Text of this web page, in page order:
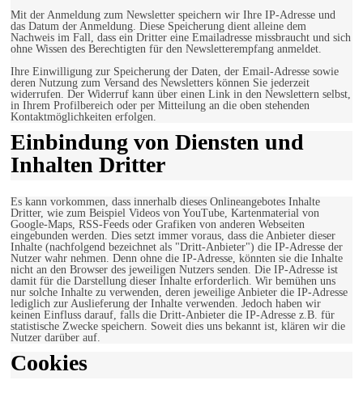
Mit der Anmeldung zum Newsletter speichern wir Ihre IP-Adresse und
das Datum der Anmeldung. Diese Speicherung dient alleine dem
Nachweis im Fall, dass ein Dritter eine Emailadresse missbraucht und sich
ohne Wissen des Berechtigten für den Newsletterempfang anmeldet.
Ihre Einwilligung zur Speicherung der Daten, der Email-Adresse sowie
deren Nutzung zum Versand des Newsletters können Sie jederzeit
widerrufen. Der Widerruf kann über einen Link in den Newslettern selbst,
in Ihrem Profilbereich oder per Mitteilung an die oben stehenden
Kontaktmöglichkeiten erfolgen.
Einbindung von Diensten und
Inhalten Dritter
Es kann vorkommen, dass innerhalb dieses Onlineangebotes Inhalte
Dritter, wie zum Beispiel Videos von YouTube, Kartenmaterial von
Google-Maps, RSS-Feeds oder Grafiken von anderen Webseiten
eingebunden werden. Dies setzt immer voraus, dass die Anbieter dieser
Inhalte (nachfolgend bezeichnet als "Dritt-Anbieter") die IP-Adresse der
Nutzer wahr nehmen. Denn ohne die IP-Adresse, könnten sie die Inhalte
nicht an den Browser des jeweiligen Nutzers senden. Die IP-Adresse ist
damit für die Darstellung dieser Inhalte erforderlich. Wir bemühen uns
nur solche Inhalte zu verwenden, deren jeweilige Anbieter die IP-Adresse
lediglich zur Auslieferung der Inhalte verwenden. Jedoch haben wir
keinen Einfluss darauf, falls die Dritt-Anbieter die IP-Adresse z.B. für
statistische Zwecke speichern. Soweit dies uns bekannt ist, klären wir die
Nutzer darüber auf.
Cookies